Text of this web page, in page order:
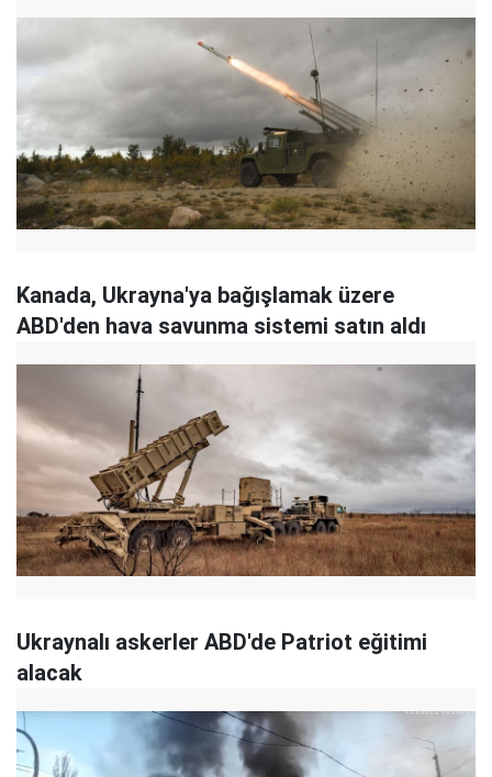
Kanada, Ukrayna'ya bağışlamak üzere
ABD'den hava savunma sistemi satın aldı
Ukraynalı askerler ABD'de Patriot eğitimi
alacak